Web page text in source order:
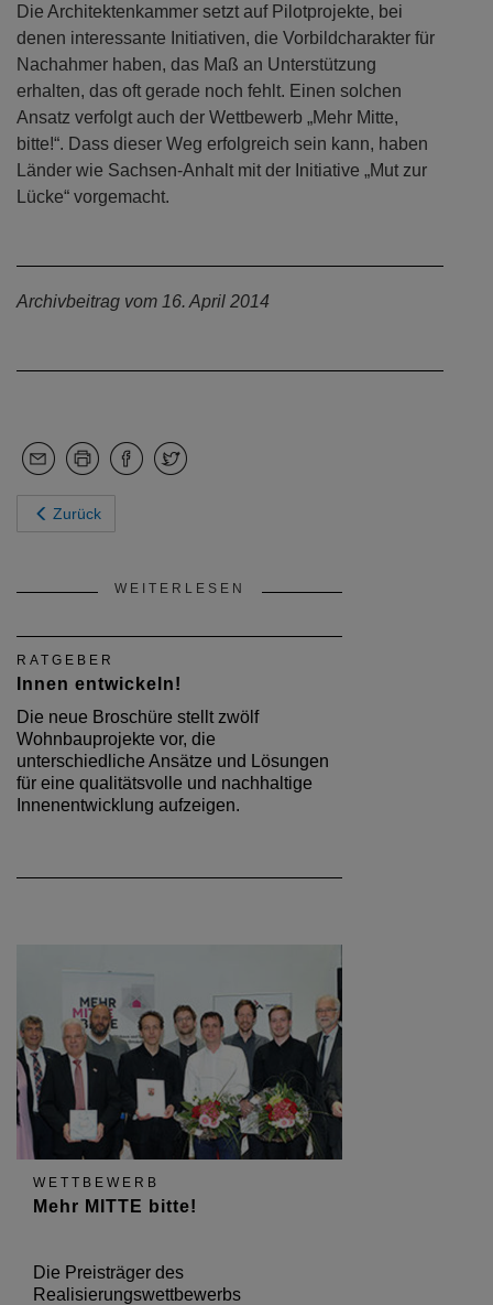
Die Architektenkammer setzt auf Pilotprojekte, bei
denen interessante Initiativen, die Vorbildcharakter für
Nachahmer haben, das Maß an Unterstützung
erhalten, das oft gerade noch fehlt. Einen solchen
Ansatz verfolgt auch der Wettbewerb „Mehr Mitte,
bitte!“. Dass dieser Weg erfolgreich sein kann, haben
Länder wie Sachsen-Anhalt mit der Initiative „Mut zur
Lücke“ vorgemacht.
Archivbeitrag vom 16. April 2014
Zurück
WEITERLESEN
RATGEBER
Innen entwickeln!
Die neue Broschüre stellt zwölf
Wohnbauprojekte vor, die
unterschiedliche Ansätze und Lösungen
für eine qualitätsvolle und nachhaltige
Innenentwicklung aufzeigen.
WETTBEWERB
Mehr MITTE bitte!
Die Preisträger des
Realisierungswettbewerbs